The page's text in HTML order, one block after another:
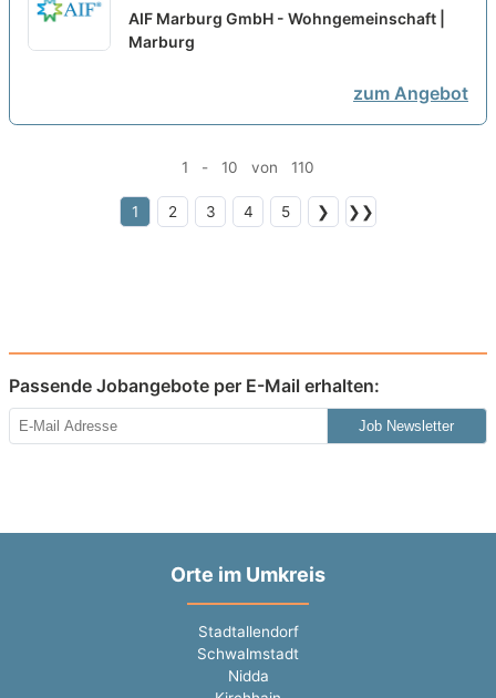
Werden Sie Teil unseres Teams!
neu
AIF Marburg GmbH - Wohngemeinschaft |
Marburg
zum Angebot
1 - 10 von 110
1 2 3 4 5 ❯ ❯❯
Passende Jobangebote per E-Mail erhalten:
Job Newsletter
Orte im Umkreis
Stadtallendorf
Schwalmstadt
Nidda